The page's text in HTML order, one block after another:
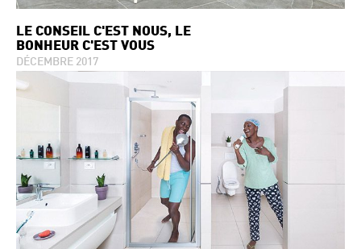
LE CONSEIL C'EST NOUS, LE
BONHEUR C'EST VOUS
DÉCEMBRE 2017